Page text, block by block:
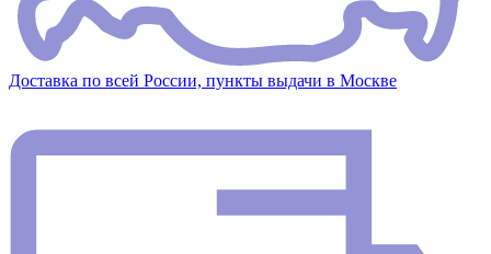
Доставка по всей России, пункты выдачи в Москве